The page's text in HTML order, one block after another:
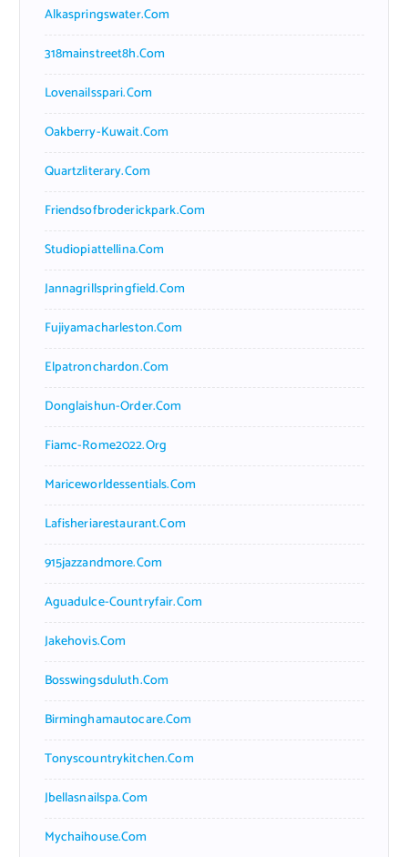
Alkaspringswater.com
318mainstreet8h.com
Lovenailsspari.com
Oakberry-Kuwait.com
Quartzliterary.com
Friendsofbroderickpark.com
Studiopiattellina.com
Jannagrillspringfield.com
Fujiyamacharleston.com
Elpatronchardon.com
Donglaishun-Order.com
Fiamc-Rome2022.org
Mariceworldessentials.com
Lafisheriarestaurant.com
915jazzandmore.com
Aguadulce-Countryfair.com
Jakehovis.com
Bosswingsduluth.com
Birminghamautocare.com
Tonyscountrykitchen.com
Jbellasnailspa.com
Mychaihouse.com